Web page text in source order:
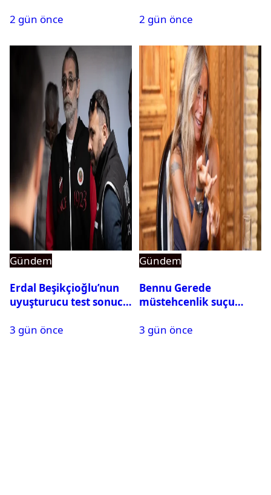
2 gün önce
2 gün önce
Gündem
Erdal Beşikçioğlu’nun
uyuşturucu test sonucu
3 gün önce
Gündem
Bennu Gerede
müstehcenlik suçu
alındı
3 gün önce